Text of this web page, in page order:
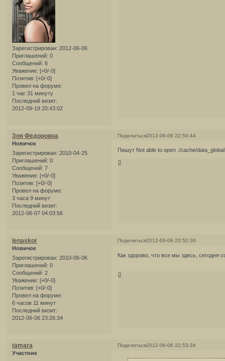
Зарегистрирован: 2012-06-06
Приглашений: 0
Сообщений: 6
Уважение: [+0/-0]
Позитив: [+0/-0]
Провел на форуме:
1 час 31 минуту
Последний визит:
2012-09-19 20:43:02
Поделиться2012-06-06 22:50:44
Зоя Фёдоровна
Новичок
Зарегистрирован: 2010-04-25
Приглашений: 0
Сообщений: 7
Уважение: [+0/-0]
Позитив: [+0/-0]
Провел на форуме:
3 часа 9 минут
Последний визит:
2012-06-07 04:03:56
Пишут Not able to open ./cache/
0
Поделиться2012-06-06 22:52:30
lenaskor
Новичок
Зарегистрирован: 2010-06-06
Приглашений: 0
Сообщений: 2
Уважение: [+0/-0]
Позитив: [+0/-0]
Провел на форуме:
6 часов 11 минут
Последний визит:
2012-06-06 23:26:34
Как здорово, что все мы здесь, сегодня
0
Поделиться2012-06-06 22:53:34
tamara
Участник